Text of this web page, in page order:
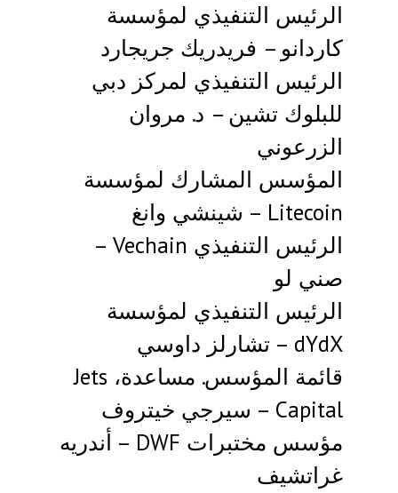
الرئيس التنفيذي لمؤسسة
كاردانو – فريدريك جريجارد
الرئيس التنفيذي لمركز دبي
للبلوك تشين – د. مروان
الزرعوني
المؤسس المشارك لمؤسسة
Litecoin – شينشي وانغ
الرئيس التنفيذي Vechain –
صني لو
الرئيس التنفيذي لمؤسسة
dYdX – تشارلز داوسي
قائمة المؤسس. مساعدة، Jets
Capital – سيرجي خيتروف
مؤسس مختبرات DWF – أندريه
غراتشيف